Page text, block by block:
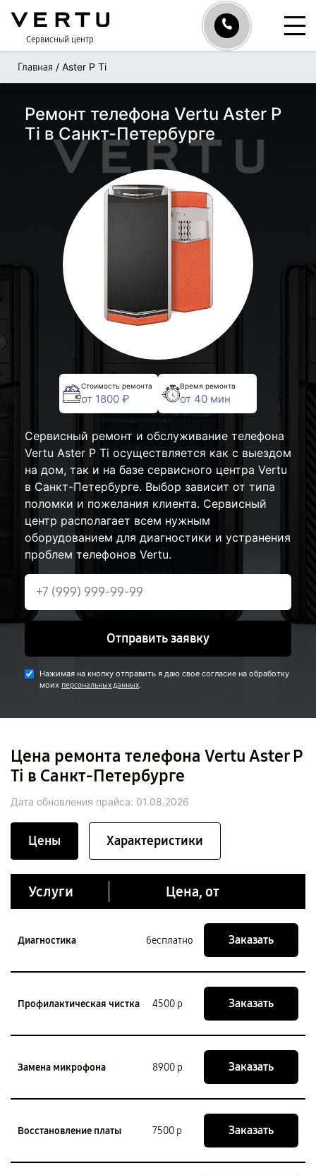
Сервисный центр
Главная / Aster P Ti
Ремонт телефона Vertu Aster P
Ti в Санкт-Петербурге
Стоимость ремонта
от 1800 ₽
Время ремонта
от 40 мин
Сервисный ремонт и обслуживание телефона
Vertu Aster P Ti осуществляется как с выездом
на дом, так и на базе сервисного центра Vertu
в Санкт-Петербурге. Выбор зависит от типа
поломки и пожелания клиента. Сервисный
центр располагает всем нужным
оборудованием для диагностики и устранения
проблем телефонов Vertu.
Отправить заявку
Нажимая на кнопку отправить я даю свое согласие на обработку
моих персональных данных.
Цена ремонта телефона Vertu Aster P
Ti в Санкт-Петербурге
Дата обновления прайса: 01.08.2026
Цены Характеристики
Услуги Цена, от
Диагностика бесплатно Заказать
Профилактическая чистка 4500 р Заказать
Замена микрофона 8900 р Заказать
Восстановление платы 7500 р Заказать